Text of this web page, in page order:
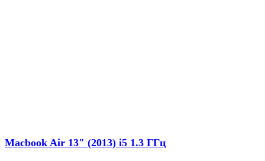
Macbook Air 13″ (2013) i5 1.3 ГГц